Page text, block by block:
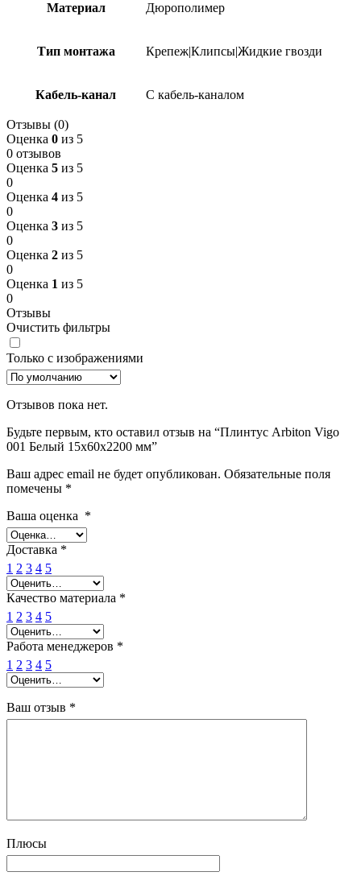
Материал Дюрополимер
Тип монтажа Крепеж|Клипсы|Жидкие гвозди
Кабель-канал С кабель-каналом
Отзывы (0)
Оценка 0 из 5
0 отзывов
Оценка 5 из 5
0
Оценка 4 из 5
0
Оценка 3 из 5
0
Оценка 2 из 5
0
Оценка 1 из 5
0
Отзывы
Очистить фильтры
Только с изображениями
Отзывов пока нет.
Будьте первым, кто оставил отзыв на “Плинтус Arbiton Vigo
001 Белый 15x60x2200 мм”
Ваш адрес email не будет опубликован. Обязательные поля
помечены *
Ваша оценка *
Доставка *
1 2 3 4 5
Качество материала *
1 2 3 4 5
Работа менеджеров *
1 2 3 4 5
Ваш отзыв *
Плюсы